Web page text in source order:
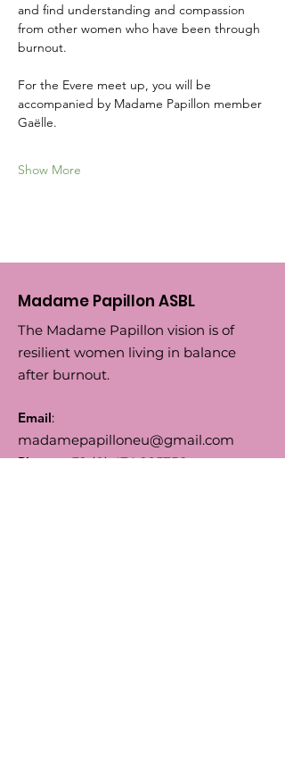
and find understanding and compassion
from other women who have been through
burnout.
For the Evere meet up, you will be
accompanied by Madame Papillon member
Gaëlle.
Show More
Madame Papillon ASBL
The Madame Papillon vision is of
resilient women living in balance
after burnout.
Email:
madamepapilloneu@gmail.com
Phone:+32 (0) 474 295756